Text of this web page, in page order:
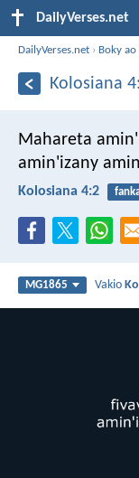
DailyVerses.net
DailyVerses.net › Boky
Kolosiana
Mahareta
amin'izany
Kolosiana 4:2
MG1865 Vakio